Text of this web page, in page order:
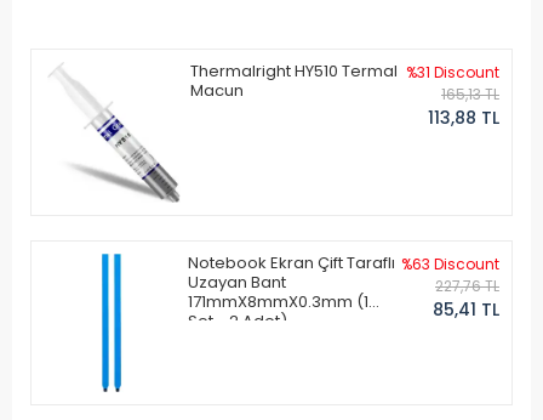
Thermalright HY510 Termal
Macun
%31 Discount
165,13 TL
113,88 TL
Notebook Ekran Çift Taraflı
Uzayan Bant
171mmX8mmX0.3mm (1
Set - 2 Adet)
%63 Discount
227,76 TL
85,41 TL